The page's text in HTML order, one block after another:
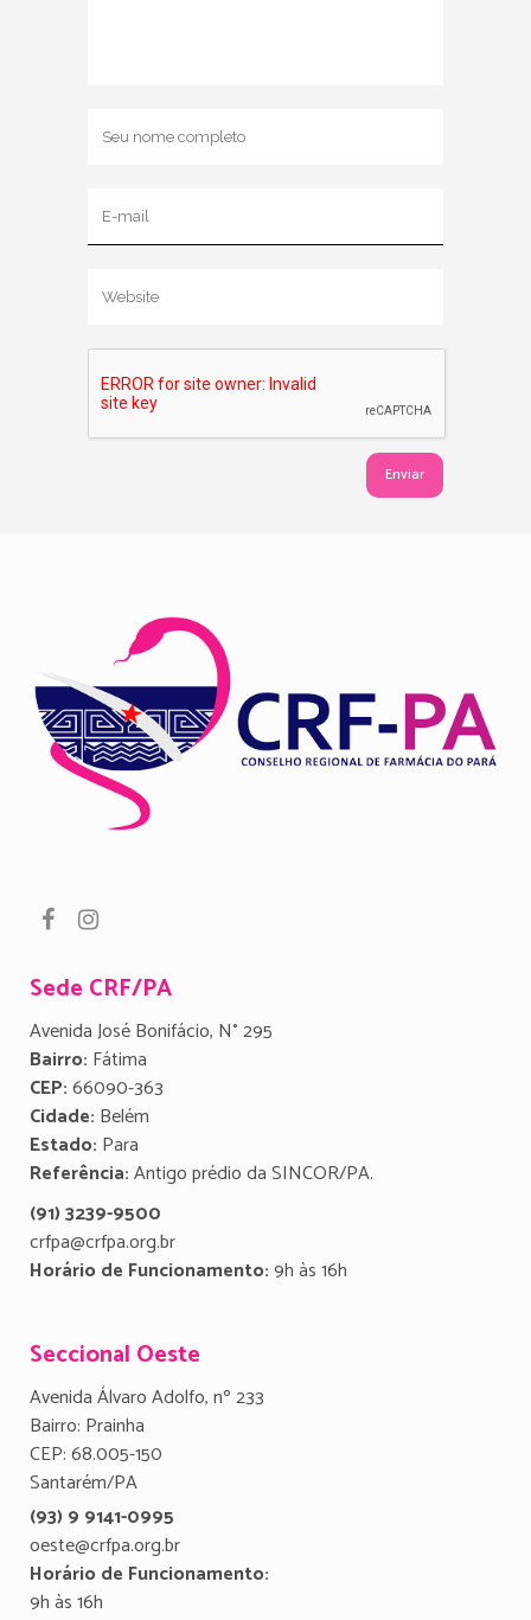
Sede CRF/PA
Avenida José Bonifácio, N° 295
Bairro: Fátima
CEP:66090-363
Cidade: Belém
Estado: Para
Referência:Antigo prédio da SINCOR/PA.
(91) 3239-9500
crfpa@crfpa.org.br
Horário de Funcionamento:9h às 16h
Seccional Oeste
Avenida Álvaro Adolfo, nº 233
Bairro: Prainha
CEP: 68.005-150
Santarém/PA
(93) 9 9141-0995
oeste@crfpa.org.br
Horário de Funcionamento:
9h às 16h